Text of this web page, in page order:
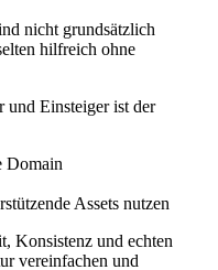
nicht grundsätzlich
hilfreich ohne
und Einsteiger ist der
Domain
Assets nutzen
Konsistenz und echten
vereinfachen und